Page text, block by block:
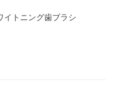
イトニング歯ブラシ